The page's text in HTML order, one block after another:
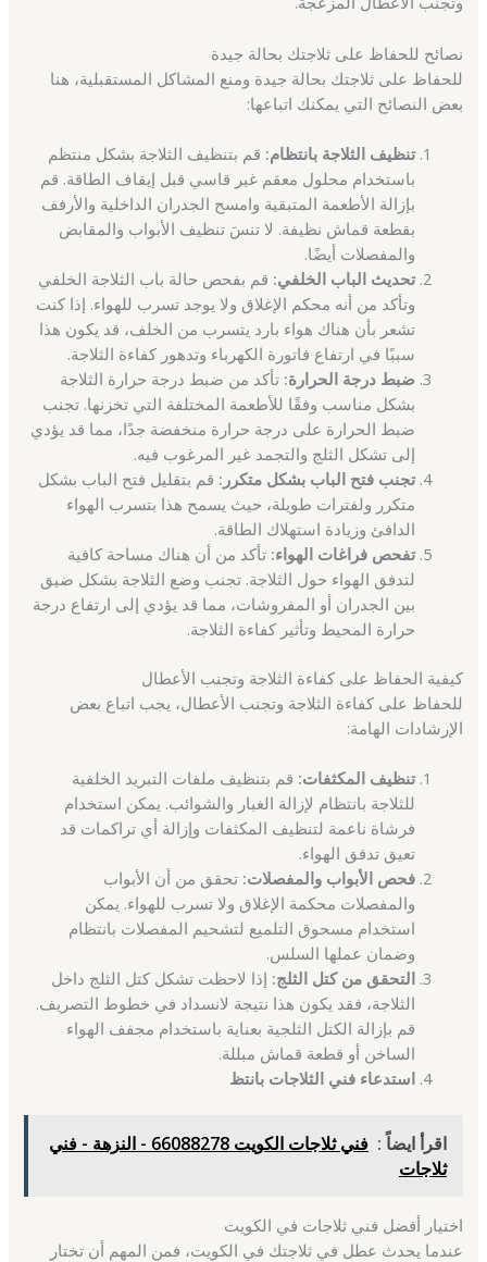
نصائح للحفاظ على ثلاجتك بحالة جيدة
للحفاظ على ثلاجتك بحالة جيدة ومنع المشاكل المستقبلية، هنا
بعض النصائح التي يمكنك اتباعها:
تنظيف الثلاجة بانتظام: قم بتنظيف الثلاجة بشكل منتظم
باستخدام محلول معقم غير قاسي قبل إيقاف الطاقة. قم
بإزالة الأطعمة المتبقية وامسح الجدران الداخلية والأرفف
بقطعة قماش نظيفة. لا تنسَ تنظيف الأبواب والمقابض
والمفصلات أيضًا.
تحديث الباب الخلفي: قم بفحص حالة باب الثلاجة الخلفي
وتأكد من أنه محكم الإغلاق ولا يوجد تسرب للهواء. إذا كنت
تشعر بأن هناك هواء بارد يتسرب من الخلف، قد يكون هذا
سببًا في ارتفاع فاتورة الكهرباء وتدهور كفاءة الثلاجة.
ضبط درجة الحرارة: تأكد من ضبط درجة حرارة الثلاجة
بشكل مناسب وفقًا للأطعمة المختلفة التي تخزنها. تجنب
ضبط الحرارة على درجة حرارة منخفضة جدًا، مما قد يؤدي
إلى تشكل الثلج والتجمد غير المرغوب فيه.
تجنب فتح الباب بشكل متكرر: قم بتقليل فتح الباب بشكل
متكرر ولفترات طويلة، حيث يسمح هذا بتسرب الهواء
الدافئ وزيادة استهلاك الطاقة.
تفحص فراغات الهواء: تأكد من أن هناك مساحة كافية
لتدفق الهواء حول الثلاجة. تجنب وضع الثلاجة بشكل ضيق
بين الجدران أو المفروشات، مما قد يؤدي إلى ارتفاع درجة
حرارة المحيط وتأثير كفاءة الثلاجة.
كيفية الحفاظ على كفاءة الثلاجة وتجنب الأعطال
للحفاظ على كفاءة الثلاجة وتجنب الأعطال، يجب اتباع بعض
الإرشادات الهامة:
تنظيف المكثفات: قم بتنظيف ملفات التبريد الخلفية
للثلاجة بانتظام لإزالة الغبار والشوائب. يمكن استخدام
فرشاة ناعمة لتنظيف المكثفات وإزالة أي تراكمات قد
تعيق تدفق الهواء.
فحص الأبواب والمفصلات: تحقق من أن الأبواب
والمفصلات محكمة الإغلاق ولا تسرب للهواء. يمكن
استخدام مسحوق التلميع لتشحيم المفصلات بانتظام
وضمان عملها السلس.
التحقق من كتل الثلج: إذا لاحظت تشكل كتل الثلج داخل
الثلاجة، فقد يكون هذا نتيجة لانسداد في خطوط التصريف.
قم بإزالة الكتل الثلجية بعناية باستخدام مجفف الهواء
الساخن أو قطعة قماش مبللة.
استدعاء فني الثلاجات بانتظ
اقرأ ايضاً :
فني ثلاجات الكويت 66088278 - النزهة - فني
ثلاجات
اختيار أفضل فني ثلاجات في الكويت
عندما يحدث عطل في ثلاجتك في الكويت، فمن المهم أن تختار